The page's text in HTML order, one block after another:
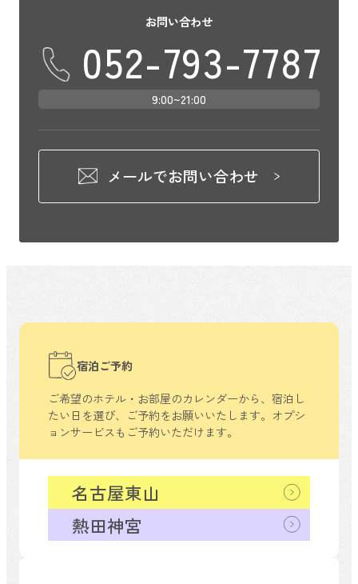
お問い合わせ
052-793-7787
9:00~21:00
メールでお問い合わせ
宿泊ご予約
ご希望のホテル・お部屋のカレンダーから、 宿泊し
たい日を選び、ご予約をお願いいたします。 オプシ
ョンサービスもご予約いただけます。
熱田神宮
名古屋東山